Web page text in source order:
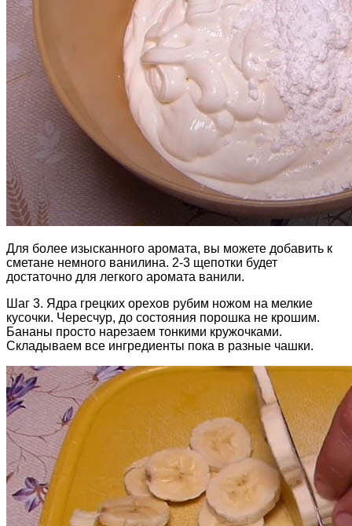
Для более изысканного аромата, вы можете добавить к
сметане немного ванилина. 2-3 щепотки будет
достаточно для легкого аромата ванили.
Шаг 3. Ядра грецких орехов рубим ножом на мелкие
кусочки. Чересчур, до состояния порошка не крошим.
Бананы просто нарезаем тонкими кружочками.
Складываем все ингредиенты пока в разные чашки.